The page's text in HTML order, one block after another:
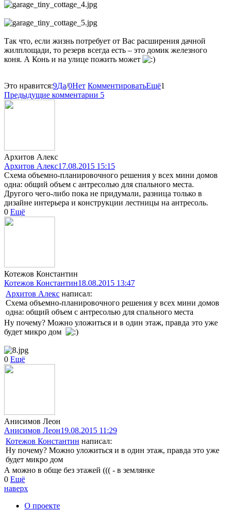
Так что, если жизнь потребует от Вас расширения дачной
жилплощади, то резерв всегда есть – это домик железного
коня. А Конь и на улице пожить может
Это нравится:9Да/0Нет КомментироватьЕщё1
Предыдущие комментарии 5
Архитов Алекс
Архитов Алекс17.08.2015 15:15
Схема объемно-планировочного решения у всех мини домов
одна: общий объем с антресолью для спального места.
Другого чего-либо пока не придумали, разница только в
дизайне интерьера и конструкции лестницы на антресоль.
0 Ещё
Котежов Константин
Котежов Константин18.08.2015 13:47
Архитов Алекс написал:
Схема объемно-планировочного решения у всех мини домов
одна: общий объем с антресолью для спального места
Ну почему? Можно уложиться и в один этаж, правда это уже
будет микро дом
0 Ещё
Анисимов Леон
Анисимов Леон19.08.2015 11:29
Котежов Константин написал:
Ну почему? Можно уложиться и в один этаж, правда это уже
будет микро дом
А можно в обще без этажей ((( - в землянке
0 Ещё
наверх
О проекте